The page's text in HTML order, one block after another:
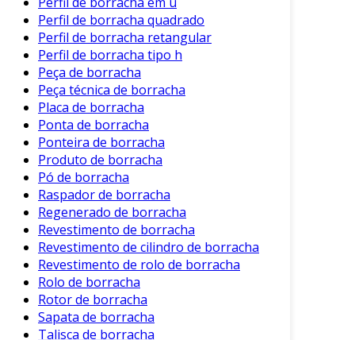
Exemplo Prático: Amortecedores
Veiculares
Na indústria automotiva, as esferas de
borracha são frequentemente utilizadas em
amortecedores. Esses componentes
desempenham um papel crucial na absorção de
impactos. Como resultado, proporcionam
conforto aos passageiros e prolongam a vida
útil de outras partes do veículo.
Manutenção e Cuidados
É importante considerar a manutenção das
esferas de borracha para garantir sua
durabilidade e eficácia. Algumas dicas incluem:
Inspeção Regular:
as esferas para descartar sinais de
Perfil de borracha quadrado
Perfil de borracha retangular
Perfil de borracha tipo h
Peça de borracha
Peça técnica de borracha
Placa de borracha
Ponta de borracha
Ponteira de borracha
Produto de borracha
Pó de borracha
Raspador de borracha
Regenerado de borracha
Revestimento de borracha
Revestimento de cilindro de borracha
Revestimento de rolo de borracha
Rolo de borracha
Rotor de borracha
Sapata de borracha
Talisca de borracha